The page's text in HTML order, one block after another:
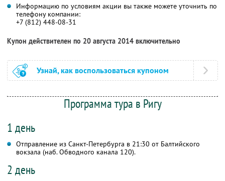
Информацию по условиям акции вы также можете уточнить по
телефону компании:
+7 (812) 448-08-31
Купон действителен по 20 августа 2014 включительно
Узнай, как воспользоваться купоном
Программа тура в Ригу
1 день
Отправление из Санкт-Петербурга в 21:30 от Балтийского
вокзала (наб. Обводного канала 120).
2 день